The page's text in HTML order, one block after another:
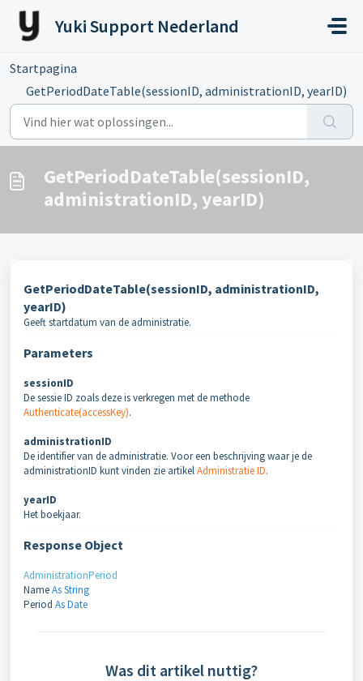
Doorgaan naar hoofdinhoud
Yuki Support Nederland
Startpagina
GetPeriodDateTable(sessionID, administrationID, yearID)
GetPeriodDateTable(sessionID,
administrationID, yearID)
GetPeriodDateTable(sessionID, administrationID,
yearID)
Geeft startdatum van de administratie.
Parameters
sessionID
De sessie ID zoals deze is verkregen met de methode
Authenticate(accessKey).
administrationID
De identifier van de administratie. Voor een beschrijving waar je de
administrationID kunt vinden zie artikelAdministratie ID.
yearID
Het boekjaar.
Response Object
AdministrationPeriod
NameAs String
Period As Date
Was dit artikel nuttig?